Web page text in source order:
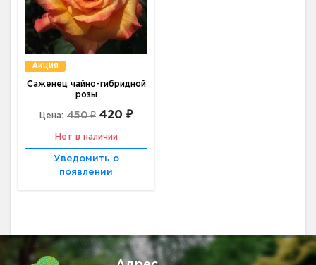
Акция
Саженец чайно-гибридной
розы
Цена: 450 ₽ 420 ₽
Нет в наличии
Уведомить о
появлении